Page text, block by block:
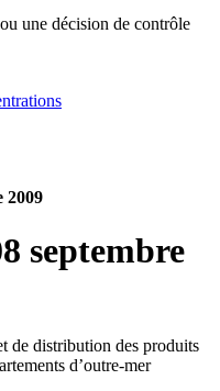
une décision de contrôle
2009
septembre
de distribution des produits
d’outre-mer